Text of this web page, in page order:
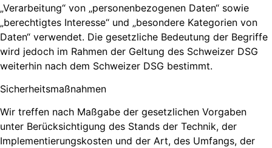
„Verarbeitung“ von „personenbezogenen Daten“ sowie
„berechtigtes Interesse“ und „besondere Kategorien von
Daten“ verwendet. Die gesetzliche Bedeutung der Begriffe
wird jedoch im Rahmen der Geltung des Schweizer DSG
weiterhin nach dem Schweizer DSG bestimmt.
Sicherheitsmaßnahmen
Wir treffen nach Maßgabe der gesetzlichen Vorgaben
unter Berücksichtigung des Stands der Technik, der
Implementierungskosten und der Art, des Umfangs, der